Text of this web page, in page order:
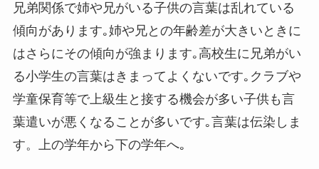
兄弟関係で姉や兄がいる子供の言葉は乱れている
傾向があります｡姉や兄との年齢差が大きいときに
はさらにその傾向が強まります｡高校生に兄弟がい
る小学生の言葉はきまってよくないです｡クラブや
学童保育等で上級生と接する機会が多い子供も言
葉遣いが悪くなることが多いです｡言葉は伝染しま
す。上の学年から下の学年へ｡